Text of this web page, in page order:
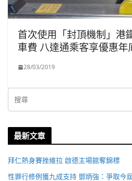
首次使用「封頂機制」港
車費 八達通乘客享優惠年
28/03/2019
最新文章
拜仁熱身賽挫維拉 啟德主場館奪錦標
性罪行修例獲九成支持 鄧炳強：爭取今